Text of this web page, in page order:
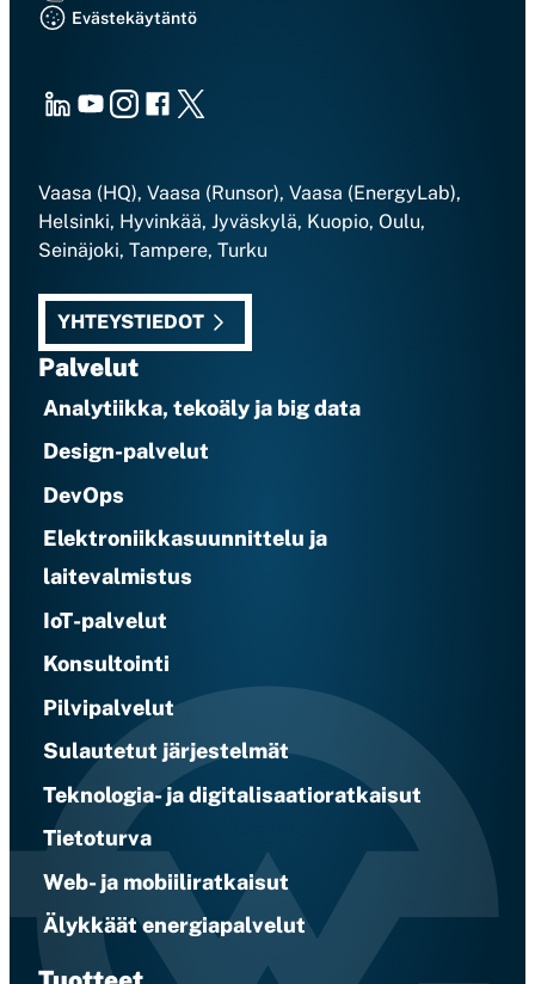
Evästekäytäntö
LinkedInYoutubeInstagram
Facebook
X
Vaasa (HQ), Vaasa (Runsor), Vaasa (EnergyLab),
Helsinki, Hyvinkää, Jyväskylä, Kuopio, Oulu,
Seinäjoki, Tampere, Turku
YHTEYSTIEDOT
Palvelut
Analytiikka, tekoäly ja big data
Design-palvelut
DevOps
Elektroniikkasuunnittelu ja
laitevalmistus
IoT-palvelut
Konsultointi
Pilvipalvelut
Sulautetut järjestelmät
Teknologia- ja digitalisaatioratkaisut
Tietoturva
Web- ja mobiiliratkaisut
Älykkäät energiapalvelut